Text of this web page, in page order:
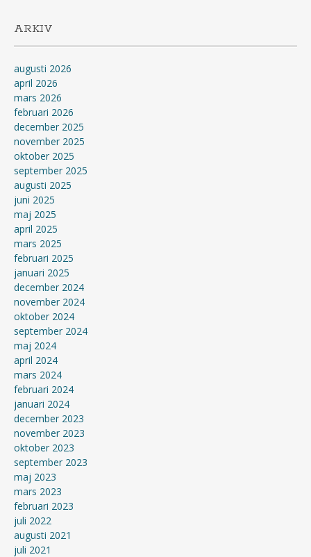
ARKIV
augusti 2026
april 2026
mars 2026
februari 2026
december 2025
november 2025
oktober 2025
september 2025
augusti 2025
juni 2025
maj 2025
april 2025
mars 2025
februari 2025
januari 2025
december 2024
november 2024
oktober 2024
september 2024
maj 2024
april 2024
mars 2024
februari 2024
januari 2024
december 2023
november 2023
oktober 2023
september 2023
maj 2023
mars 2023
februari 2023
juli 2022
augusti 2021
juli 2021